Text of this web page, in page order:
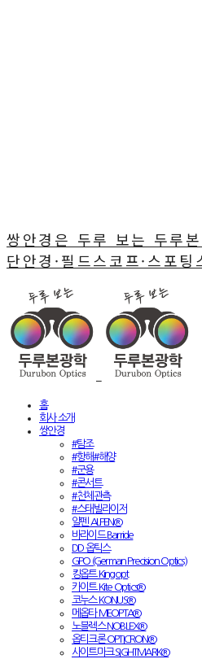
쌍안경은 두루 보는 두루
단안경·필드스코프·스포
홈
회사 소개
쌍안경
#탐조
#항해#해양
#군용
#콘서트
#천체관측
#스태빌라이저
알펜 ALPEN®
바라이드 Barride
DD 옵틱스
GPO (German Precision Optics)
킹옵트 Kingopt
카이트 Kite Optics®
코누스 KONUS®
메옵타 MEOPTA®
노블렉스 NOBLEX®
옵티크론 OPTICRON®
사이트마크 SIGHTMARK®